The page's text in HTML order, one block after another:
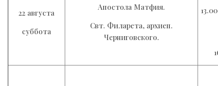
22 августа
суббота
Апостола Матфия.
Свт. Филарета, архиеп.
Черниговского.